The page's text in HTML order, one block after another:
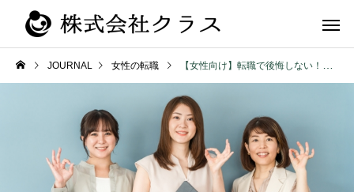
JOURNAL 女性の転職 【女性向け】転職で後悔しない！譲れない条件の見つけ方と叶える方法